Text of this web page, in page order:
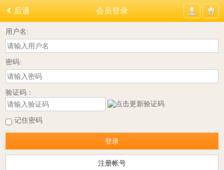
后退 会员登录
用户名:
密码:
验证码：
记住密码
登录
注册帐号